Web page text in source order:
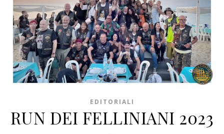
EDITORIALI
RUN DEI FELLINIANI 2023